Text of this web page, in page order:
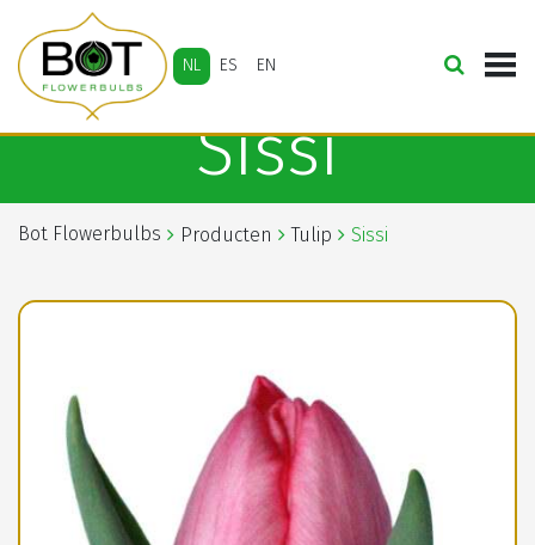
NL ES EN
Sissi
Bot Flowerbulbs Producten Tulip Sissi